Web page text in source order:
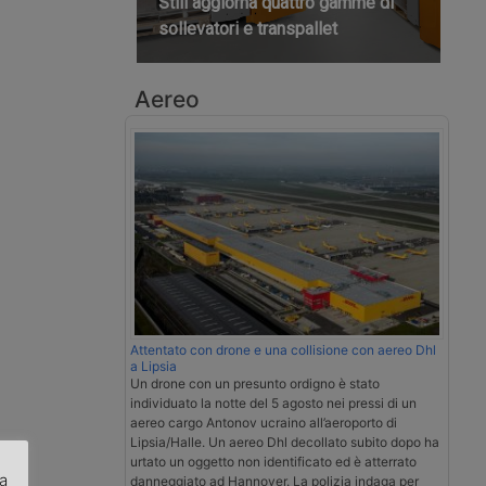
sollevatori e transpallet
Aereo
Attentato con drone e una collisione con aereo Dhl
a Lipsia
Un drone con un presunto ordigno è stato
individuato la notte del 5 agosto nei pressi di un
aereo cargo Antonov ucraino all’aeroporto di
Lipsia/Halle. Un aereo Dhl decollato subito dopo ha
urtato un oggetto non identificato ed è atterrato
danneggiato ad Hannover. La polizia indaga per